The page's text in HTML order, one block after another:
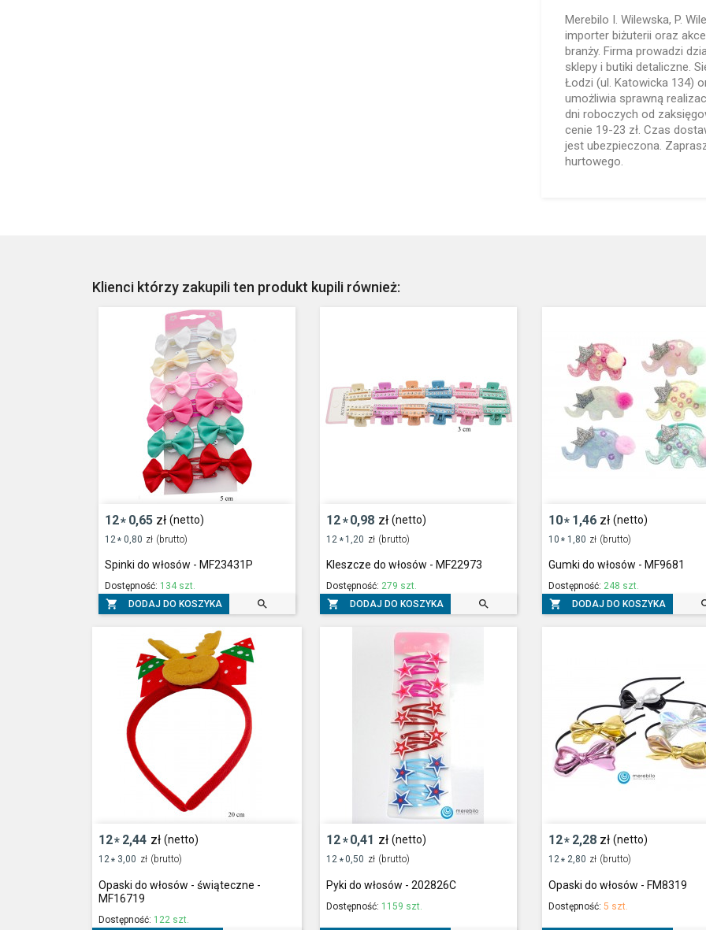
Merebilo I. Wilewska, P.
importer biżuterii oraz
branży. Firma prowadzi
sklepy i butiki detaliczne.
Łodzi (ul. Katowicka 134)
umożliwia sprawną
dni roboczych od
cenie 19-23 zł. Czas
jest ubezpieczona.
hurtowego.
Klienci którzy zakupili ten produkt kupili również:
12* 0,65 zł (netto)
12 * 0,80 zł (brutto)
Spinki do włosów - MF23431P
Dostępność: 134 szt.
 DODAJ DO KOSZYKA 
12*0,98 zł (netto)
12 * 1,20 zł (brutto)
Kleszcze do włosów - MF22973
Dostępność: 279 szt.
 DODAJ DO KOSZYKA 
10* 1,46 zł (netto)
10 * 1,80 zł (brutto)
Gumki do włosów - MF9681
Dostępność: 248 szt.
 DODAJ DO KOSZYKA
12* 2,44 zł (netto)
12 * 3,00 zł (brutto)
Opaski do włosów - świąteczne -
MF16719
Dostępność: 122 szt.
12*0,41 zł (netto)
12 *0,50 zł (brutto)
Pyki do włosów - 202826C
Dostępność: 1159 szt.
12* 2,28 zł (netto)
12 * 2,80 zł (brutto)
Opaski do włosów - FM8319
Dostępność: 5 szt.